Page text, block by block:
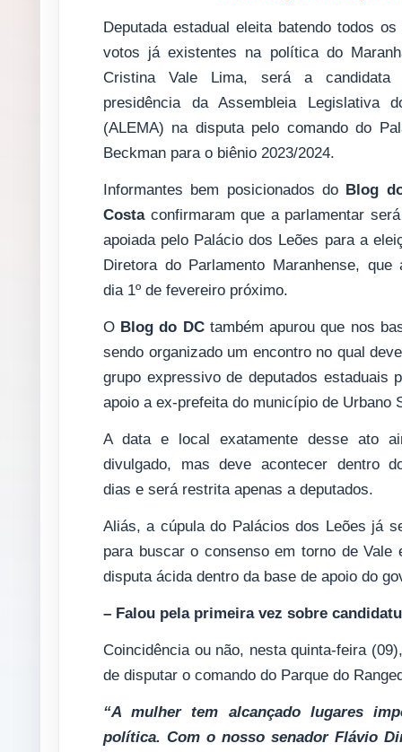
Deputada estadual eleita batendo todos
votos já existentes na política do
Cristina Vale Lima, será a
presidência da Assembleia Legislativa
(ALEMA) na disputa pelo comando do
Beckman para o biênio 2023/2024.
Informantes bem posicionados do Blog
Costaconfirmaram que a parlamentar
apoiada pelo Palácio dos Leões para a
Diretora do Parlamento Maranhense, que
dia 1º de fevereiro próximo.
O Blog do DCtambém apurou que nos
sendo organizado um encontro no qual
grupo expressivo de deputados estaduais
apoio a ex-prefeita do município de Urbano
A data e local exatamente desse ato
divulgado, mas deve acontecer dentro
dias e será restrita apenas a deputados.
Aliás, a cúpula do Palácios dos Leões já
para buscar o consenso em torno de Vale
disputa ácida dentro da base de apoio do
– Falou pela primeira vez sobre
Coincidência ou não, nesta quinta-feira
de disputar o comando do Parque do
“A mulher tem alcançado lugares
política. Com o nosso senador Flávio